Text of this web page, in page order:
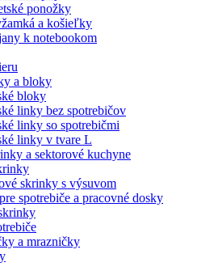
ponožky
a košieľky
k notebookom
a bloky
bloky
linky bez spotrebičov
linky so spotrebičmi
linky v tvare L
a sektorové kuchyne
skrinky s výsuvom
spotrebiče a pracovné dosky
a mrazničky